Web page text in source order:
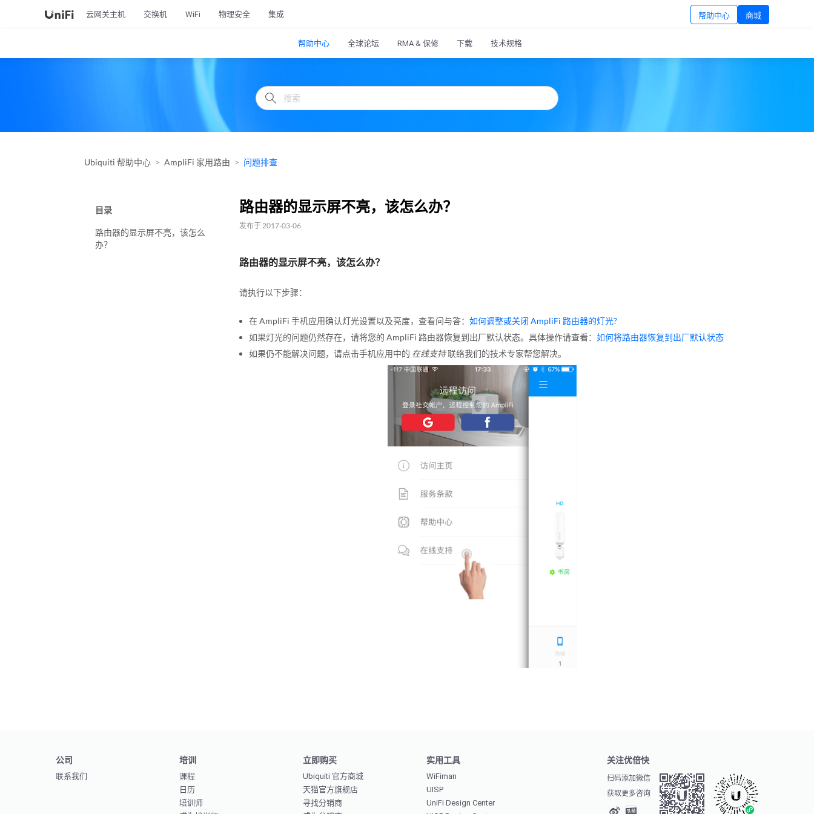
云网关主机 交换机 WiFi 物理安全 集成 帮助中心 商城
帮助中心 全球论坛 RMA & 保修 下载 技术规格
Ubiquiti 帮助中心 AmpliFi 家用路由 问题排查
目录
路由器的显示屏不亮，该怎么
办？
路由器的显示屏不亮，该怎么办？
发布于 2017-03-06
路由器的显示屏不亮，该怎么办？
请执行以下步骤：
在 AmpliFi 手机应用确认灯光设置以及亮度，查看问与答： 如何调整或关闭 AmpliFi 路由器的灯光?
如果灯光的问题仍然存在，请将您的 AmpliFi 路由器恢复到出厂默认状态。具体操作请查看： 如何将路由器恢复到出厂默认状态
如果仍不能解决问题，请点击手机应用中的 在线支持联络我们的技术专家帮您解决。
公司
联系我们
培训
课程
日历
培训师
立即购买
Ubiquiti 官方商城
天猫官方旗舰店
寻找分销商
实用工具
WiFiman
UISP
UniFi Design Center
关注优倍快
扫码添加微信
获取更多咨询